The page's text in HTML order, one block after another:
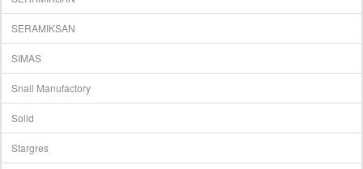
SERAMIKSAN
SIMAS
Snail Manufactory
Solid
Stargres